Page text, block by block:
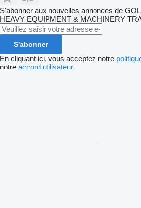
S'abonner aux nouvelles annonces de
HEAVY EQUIPMENT & MACHINERY
S'abonner
En cliquant ici, vous acceptez notre
notre accord utilisateur.